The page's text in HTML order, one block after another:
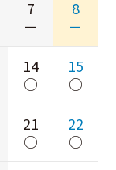
7
－
8
－
14
○
15
○
21
○
22
○